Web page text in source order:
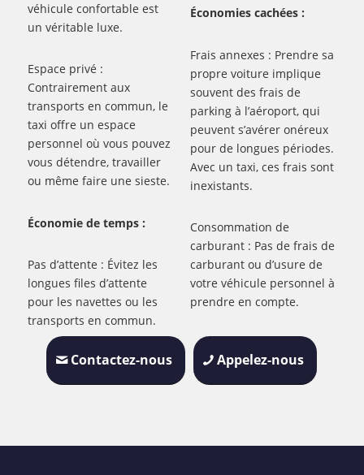
véhicule confortable est
un véritable luxe.
Espace privé :
Contrairement aux
transports en commun, le
taxi offre un espace
personnel où vous pouvez
vous détendre, travailler
ou même faire une sieste.
Économie de temps :
Pas d’attente : Évitez les
longues files d’attente
pour les navettes ou les
transports en commun.
Économies cachées :
Frais annexes : Prendre sa
propre voiture implique
souvent des frais de
parking à l’aéroport, qui
peuvent s’avérer onéreux
pour de longues périodes.
Avec un taxi, ces frais sont
inexistants.
Consommation de
carburant : Pas de frais de
carburant ou d’usure de
votre véhicule personnel à
prendre en compte.
Contactez-nous Appelez-nous